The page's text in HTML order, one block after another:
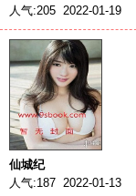
人气:205 2022-01-19
仙城纪
人气:187 2022-01-13